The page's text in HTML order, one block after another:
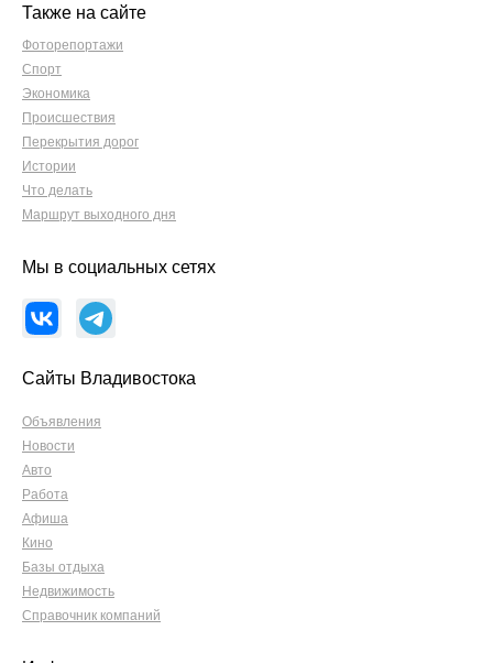
Также на сайте
Фоторепортажи
Спорт
Экономика
Происшествия
Перекрытия дорог
Истории
Что делать
Маршрут выходного дня
Мы в социальных сетях
Сайты Владивостока
Объявления
Новости
Авто
Работа
Афиша
Кино
Базы отдыха
Недвижимость
Справочник компаний